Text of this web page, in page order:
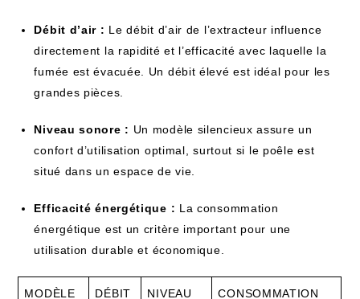
Débit d’air : Le débit d’air de l’extracteur influence
directement la rapidité et l’efficacité avec laquelle la
fumée est évacuée. Un débit élevé est idéal pour les
grandes pièces.
Niveau sonore : Un modèle silencieux assure un
confort d’utilisation optimal, surtout si le poêle est
situé dans un espace de vie.
Efficacité énergétique : La consommation
énergétique est un critère important pour une
utilisation durable et économique.
MODÈLE DÉBIT NIVEAU CONSOMMATION